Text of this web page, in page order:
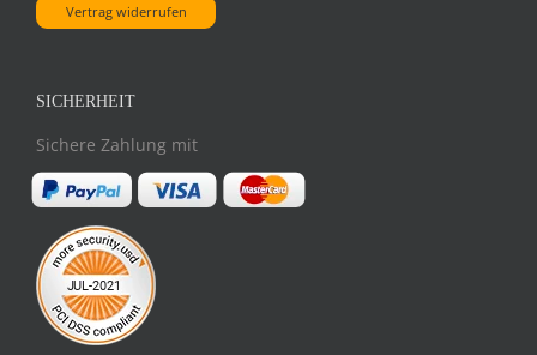
Vertrag widerrufen
SICHERHEIT
Sichere Zahlung mit